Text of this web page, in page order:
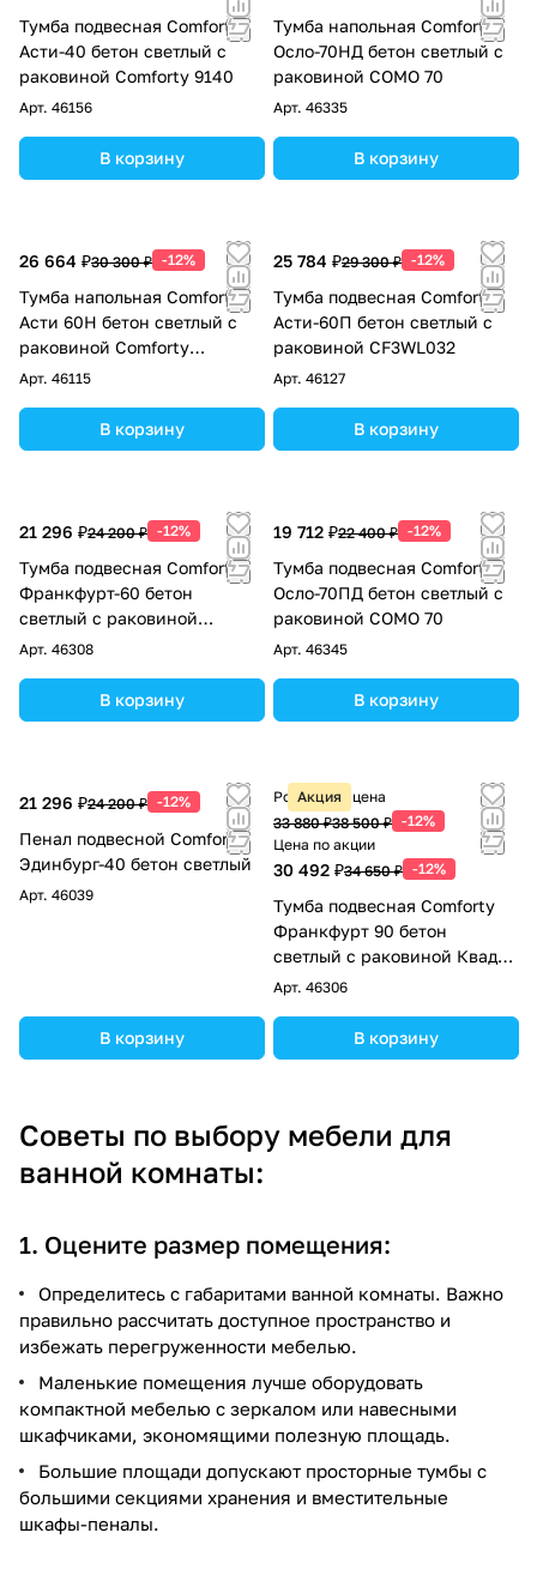
Тумба подвесная Comforty
Асти-40 бетон светлый с
раковиной Comforty 9140
Арт. 46156
В корзину
Тумба напольная Comforty
Осло-70НД бетон светлый с
раковиной COMO 70
Арт. 46335
В корзину
26 664 ₽30 300 ₽ -12%
Тумба напольная Comforty
Асти 60Н бетон светлый с
раковиной Comforty
CF3WL032
Арт. 46115
В корзину
25 784 ₽29 300 ₽ -12%
Тумба подвесная Comforty
Асти-60П бетон светлый с
раковиной CF3WL032
Арт. 46127
В корзину
21 296 ₽24 200 ₽ -12%
Тумба подвесная Comforty
Франкфурт-60 бетон
светлый с раковиной
Comforty 60E
Арт. 46308
В корзину
19 712 ₽22 400 ₽ -12%
Тумба подвесная Comforty
Осло-70ПД бетон светлый с
раковиной COMO 70
Арт. 46345
В корзину
21 296 ₽24 200 ₽ -12%
Пенал подвесной Comforty
Эдинбург-40 бетон светлый
Арт. 46039
В корзину
Акция
Розничная цена
33 880 ₽38 500 ₽ -12%
Цена по акции
30 492 ₽34 650 ₽ -12%
Тумба подвесная Comforty
Франкфурт 90 бетон
светлый с раковиной Квадро
90
Арт. 46306
В корзину
Советы по выбору мебели для
ванной комнаты:
1. Оцените размер помещения:
Определитесь с габаритами ванной комнаты. Важно
правильно рассчитать доступное пространство и
избежать перегруженности мебелью.
Маленькие помещения лучше оборудовать
компактной мебелью с зеркалом или навесными
шкафчиками, экономящими полезную площадь.
Большие площади допускают просторные тумбы с
большими секциями хранения и вместительные
шкафы-пеналы.